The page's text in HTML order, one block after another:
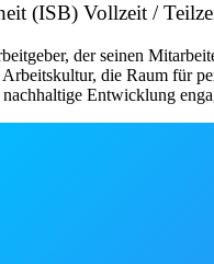
(ISB) Vollzeit /
der seinen
die Raum für
Entwicklung